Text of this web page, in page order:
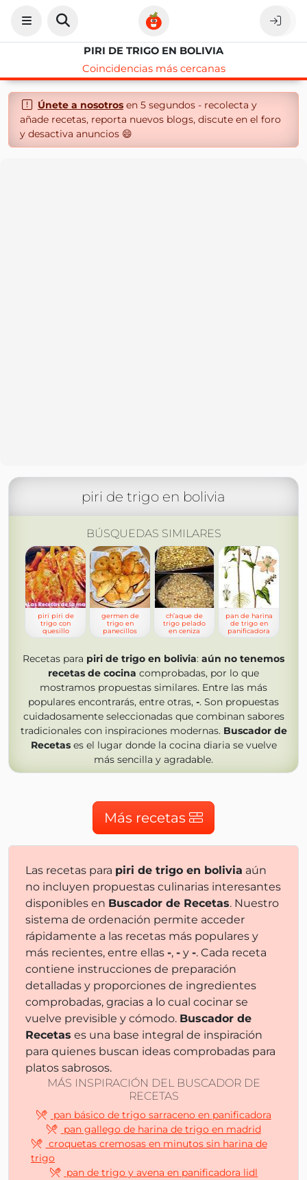
PIRI DE TRIGO EN BOLIVIA
Coincidencias más cercanas
Únete a nosotrosen 5 segundos - recolecta y
añade recetas, reporta nuevos blogs, discute en el foro
y desactiva anuncios 😄
piri de trigo en bolivia
BÚSQUEDAS SIMILARES
piri piri de
trigo con
quesillo
germen de
trigo en
panecillos
ch’aque de
trigo pelado
en ceniza
pan de harina
de trigo en
panificadora
Recetas para piri de trigo en bolivia: aún no tenemos
recetas de cocina comprobadas, por lo que
mostramos propuestas similares. Entre las más
populares encontrarás, entre otras, -. Son propuestas
cuidadosamente seleccionadas que combinan sabores
tradicionales con inspiraciones modernas. Buscador de
Recetases el lugar donde la cocina diaria se vuelve
más sencilla y agradable.
Más recetas
Las recetas para piri de trigo en bolivia aún
no incluyen propuestas culinarias interesantes
disponibles en Buscador de Recetas. Nuestro
sistema de ordenación permite acceder
rápidamente a las recetas más populares y
más recientes, entre ellas -, - y -. Cada receta
contiene instrucciones de preparación
detalladas y proporciones de ingredientes
comprobadas, gracias a lo cual cocinar se
vuelve previsible y cómodo. Buscador de
Recetas es una base integral de inspiración
para quienes buscan ideas comprobadas para
platos sabrosos.
MÁS INSPIRACIÓN DEL BUSCADOR DE
RECETAS
pan básico de trigo sarraceno en panificadora
pan gallego de harina de trigo en madrid
croquetas cremosas en minutos sin harina de
trigo
pan de trigo y avena en panificadora lidl